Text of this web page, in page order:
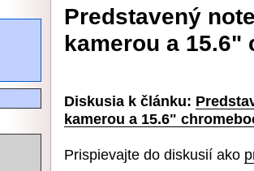
Predstavený
kamerou a 15.6"
Diskusia k článku:
kamerou a 15.6"
Prispievajte do diskusií ako